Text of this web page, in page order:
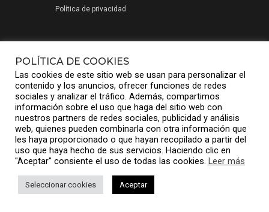
Política de privacidad
© Compuniver Group S.L.
POLÍTICA DE COOKIES
Las cookies de este sitio web se usan para personalizar el
contenido y los anuncios, ofrecer funciones de redes
sociales y analizar el tráfico. Además, compartimos
información sobre el uso que haga del sitio web con
nuestros partners de redes sociales, publicidad y análisis
web, quienes pueden combinarla con otra información que
les haya proporcionado o que hayan recopilado a partir del
uso que haya hecho de sus servicios. Haciendo clic en
"Aceptar" consiente el uso de todas las cookies. Leer más
Seleccionar cookies Aceptar